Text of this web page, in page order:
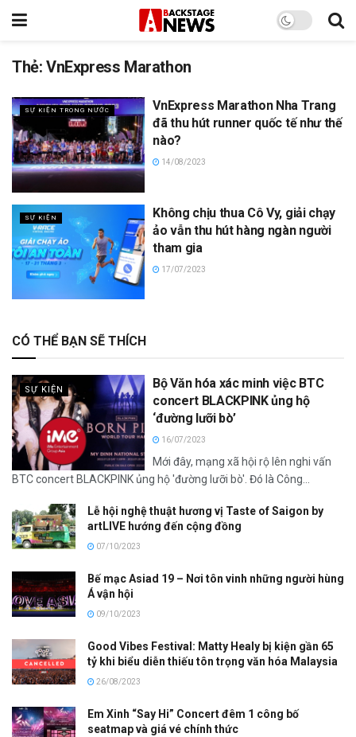
Thẻ:VnExpress Marathon
SỰ KIỆN TRONG NƯỚC
VnExpress Marathon Nha Trang
đã thu hút runner quốc tế như thế
nào?
14/08/2023
SỰ KIỆN
Không chịu thua Cô Vy, giải chạy
ảo vẫn thu hút hàng ngàn người
tham gia
17/07/2023
CÓ THỂ BẠN SẼ THÍCH
SỰ KIỆN
Bộ Văn hóa xác minh việc BTC
concert BLACKPINK ủng hộ
‘đường lưỡi bò’
16/07/2023
Mới đây, mạng xã hội rộ lên nghi vấn
BTC concert BLACKPINK ủng hộ 'đường lưỡi bò'. Đó là Công...
Lễ hội nghệ thuật hương vị Taste of Saigon by
artLIVE hướng đến cộng đồng
07/10/2023
Bế mạc Asiad 19 – Nơi tôn vinh những người hùng
Á vận hội
09/10/2023
Good Vibes Festival: Matty Healy bị kiện gần 65
tỷ khi biểu diễn thiếu tôn trọng văn hóa Malaysia
26/08/2023
Em Xinh “Say Hi” Concert đêm 1 công bố
seatmap và giá vé chính thức